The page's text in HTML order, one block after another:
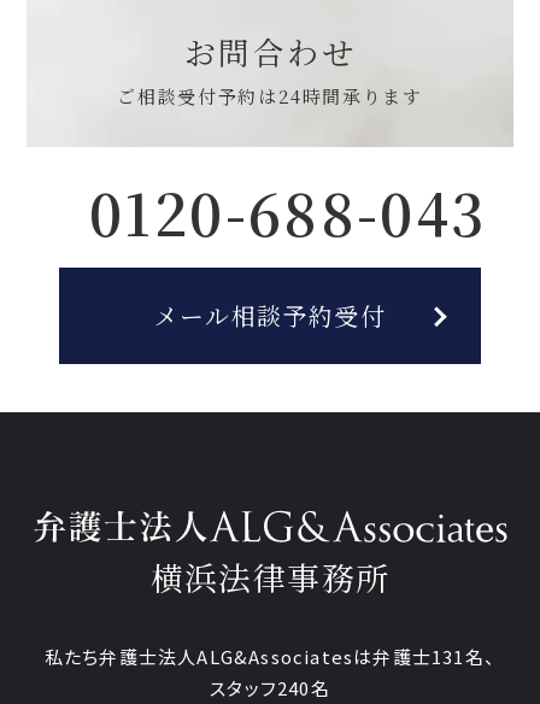
お問合わせ
ご相談受付予約は24時間承ります
0120-688-043
メール相談予約受付
横浜法律事務所
私たち弁護士法人ALG&Associatesは弁護士131名、
スタッフ240名